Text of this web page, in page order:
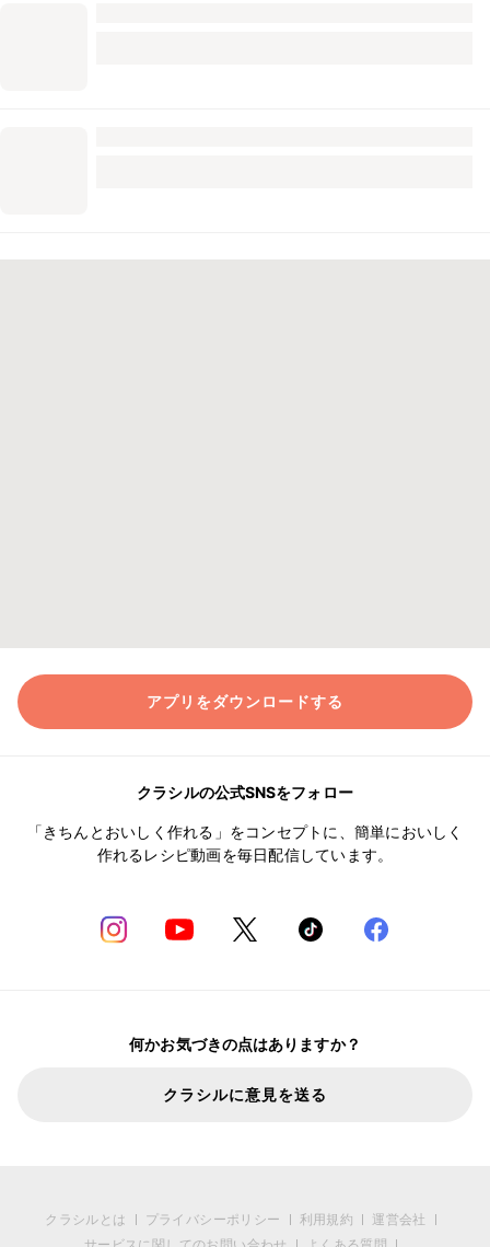
アプリをダウンロードする
クラシルの公式SNSをフォロー
「きちんとおいしく作れる」をコンセプトに、簡単においしく
作れるレシピ動画を毎日配信しています。
何かお気づきの点はありますか？
クラシルに意見を送る
クラシルとは プライバシーポリシー 利用規約
運営会社